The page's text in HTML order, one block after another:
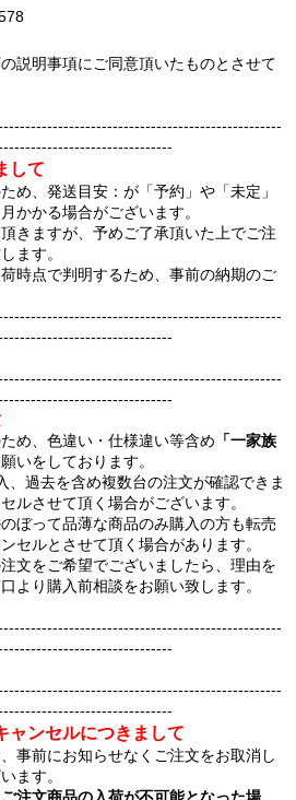
説明事項にご同意頂いたものとさせて
して
め、発送目安：が「予約」や「未定」
かかる場合がございます。
きますが、予めご了承頂いた上でご注
ます。
時点で判明するため、事前の納期のご
め、色違い・仕様違い等含め 「一家族
いをしております。
、過去を含め複数台の注文が確認できま
ルさせて頂く場合がございます。
ぼって品薄な商品のみ購入の方も転売
セルとさせて頂く場合があります。
文をご希望でございましたら、理由を
より購入前相談をお願い致します。
ンセルにつきまして
事前にお知らせなくご注文をお取消し
ます。